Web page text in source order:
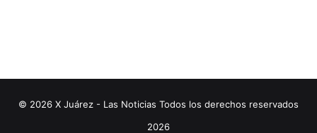
© 2026 X Juárez - Las Noticias Todos los derechos reservados
2026